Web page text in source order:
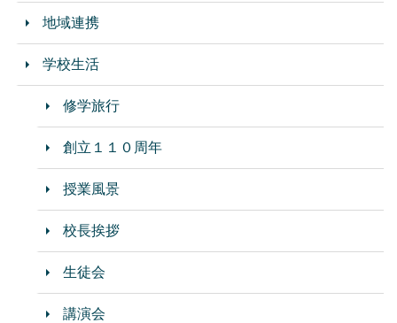
地域連携
学校生活
修学旅行
創立１１０周年
授業風景
校長挨拶
生徒会
講演会